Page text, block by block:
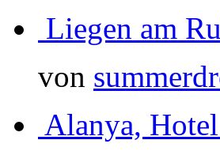
Liegen am
von
Alanya,